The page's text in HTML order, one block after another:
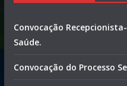
Convocação
Saúde.
Convocação do Processo